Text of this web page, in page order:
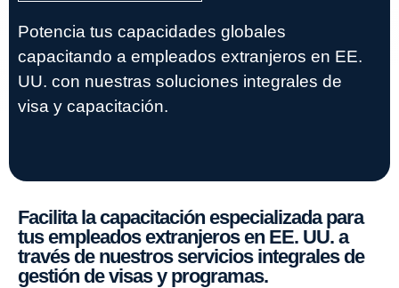
Potencia tus capacidades globales
capacitando a empleados extranjeros en EE.
UU. con nuestras soluciones integrales de
visa y capacitación.
Facilita la capacitación especializada para
tus empleados extranjeros en EE. UU. a
través de nuestros servicios integrales de
gestión de visas y programas.